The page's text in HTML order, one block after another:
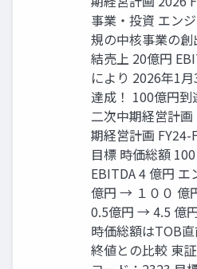
事業・投資 エン
規の中核事業の
結売上 20億円
により 2026年1
達成！ 100億円
二次中期経営計画
期経営計画 FY24-
目標 時価総額
EBITDA 4 億円
億円 → １００ 億
0.5億円 → 4.5 億
時価総額はTOB
終値との比較 東